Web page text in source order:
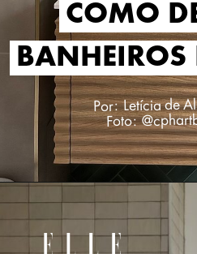
COMO
BANHEIROS
COMO
BANHEIROS
Por: Letícia de
Foto: